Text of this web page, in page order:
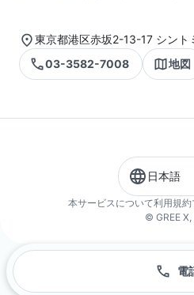
東京都港区赤坂2-13-17 シント
03-3582-7008
地図
日本語
本サービスについて利用規約
© GREE X,
電